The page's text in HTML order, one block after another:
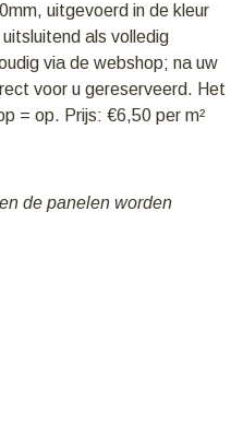
uitgevoerd in de kleur
als volledig
via de webshop; na uw
voor u gereserveerd. Het
= op. Prijs: €6,50 per m²
de panelen worden